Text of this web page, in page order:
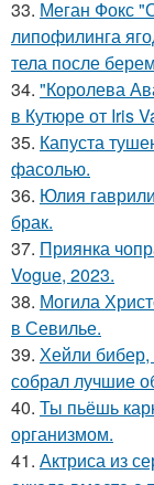
33. Меган Фокс
липофилинга
тела после
34. "Королева
в Кутюре от Iris
35. Капуста
фасолью.
36. Юлия
брак.
37. Приянка
Vogue, 2023.
38. Могила
в Севилье.
39. Хейли бибер,
собрал лучшие
40. Ты пьёшь
организмом.
41. Актриса из